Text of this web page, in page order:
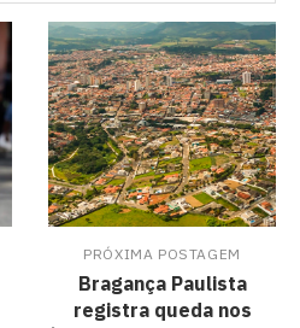
PRÓXIMA POSTAGEM
Bragança Paulista
registra queda nos